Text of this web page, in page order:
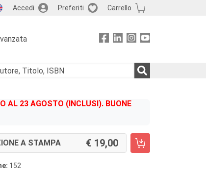
Accedi Preferiti Carrello
AL 23 AGOSTO (INCLUSI). BUONE
A STAMPA 19,00
152